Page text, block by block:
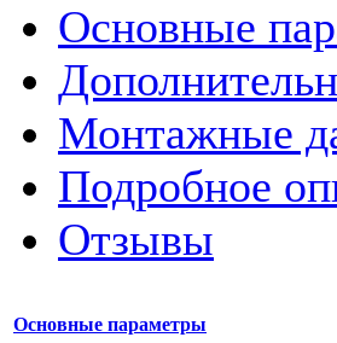
Основные
Монтажные
Подробное
Отзывы
Основные параметры